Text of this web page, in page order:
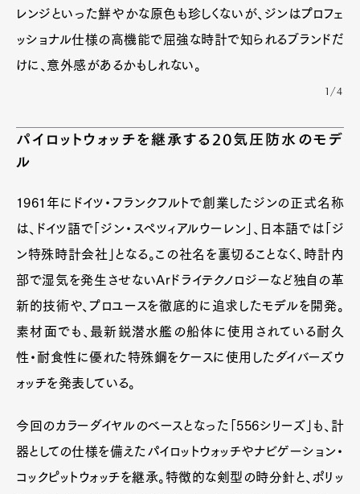
レンジといった鮮やかな原色も珍しくないが、ジンはプロフェ
ッショナル仕様の高機能で屈強な時計で知られるブランドだ
けに、意外感があるかもしれない。
1/4
パイロットウォッチを継承する20気圧防水のモデ
ル
1961年にドイツ・フランクフルトで創業したジンの正式名称
は、ドイツ語で「ジン・スペツィアルウーレン」、日本語では「ジ
ン特殊時計会社」となる。この社名を裏切ることなく、時計内
部で湿気を発生させないArドライテクノロジーなど独自の革
新的技術や、プロユースを徹底的に追求したモデルを開発。
素材面でも、最新鋭潜水艦の船体に使用されている耐久
性・耐食性に優れた特殊鋼をケースに使用したダイバーズウ
ォッチを発表している。
今回のカラーダイヤルのベースとなった「556シリーズ」も、計
器としての仕様を備えたパイロットウォッチやナビゲーション・
コックピットウォッチを継承。特徴的な剣型の時分針と、ポリッ